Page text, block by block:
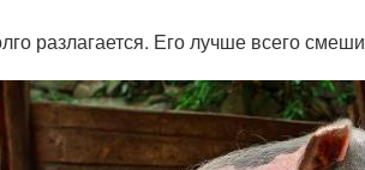
разлагается. Его лучше всего